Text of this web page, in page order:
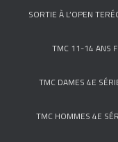
SORTIE À L’OPEN
TMC 11-14 ANS
TMC DAMES 4E
TMC HOMMES 4E